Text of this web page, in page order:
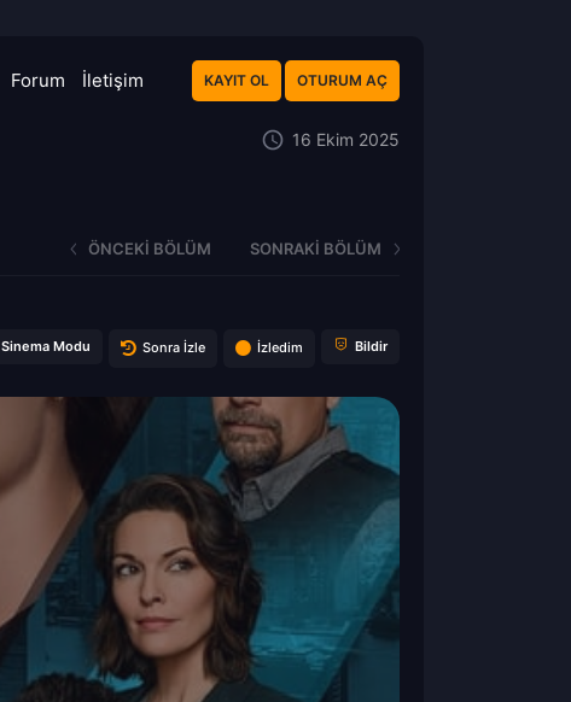
Forum İletişim KAYIT OL OTURUM AÇ
16 Ekim 2025
ÖNCEKI BÖLÜM SONRAKI BÖLÜM
Sinema Modu Sonra İzle İzledim Bildir